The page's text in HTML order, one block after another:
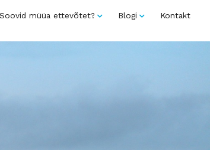
Soovid müüa ettevõtet? Blogi Kontakt